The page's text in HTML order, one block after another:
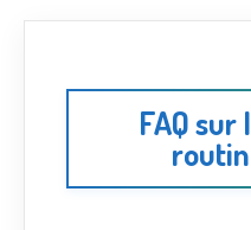
FAQ sur